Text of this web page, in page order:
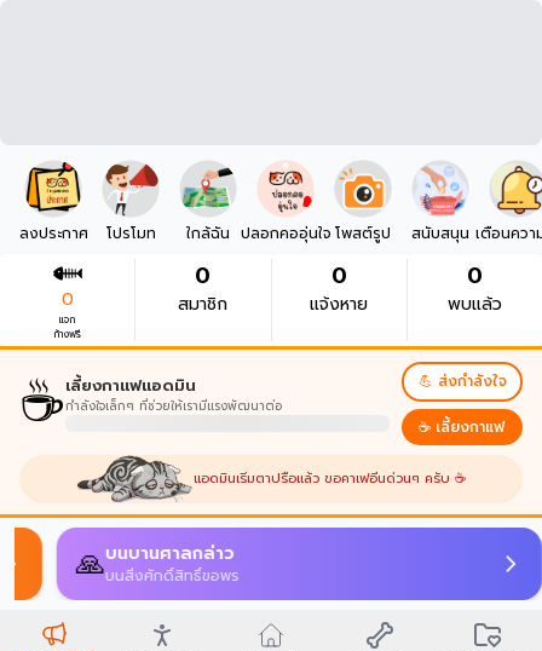
ลงประกาศ โปรโมท ใกล้ฉัน ปลอกคออุ่นใจ โพสต์รูป สนับสนุน เตือนควา
0
แจก
ก้างฟรี
0
สมาชิก
0
แจ้งหาย
0
พบแล้ว
☕เลี้ยงกาแฟแอดมิน
กำลังใจเล็กๆ ที่ช่วยให้เรามีแรงพัฒนาต่อ
💪 ส่งกำลังใจ
☕ เลี้ยงกาแฟ
แอดมินเริ่มตาปรือแล้ว ขอคาเฟอีนด่วนๆ ครับ ☕
🙏บนบานศาลกล่าว
บนสิ่งศักดิ์สิทธิ์ขอพร